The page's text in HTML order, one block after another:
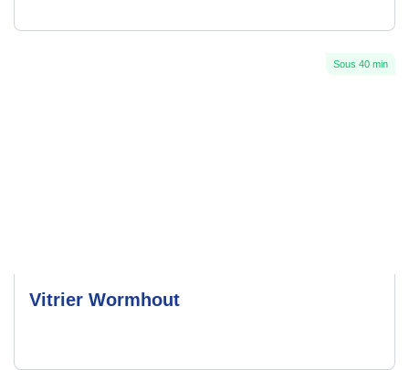
Sous 40 min
Vitrier Wormhout